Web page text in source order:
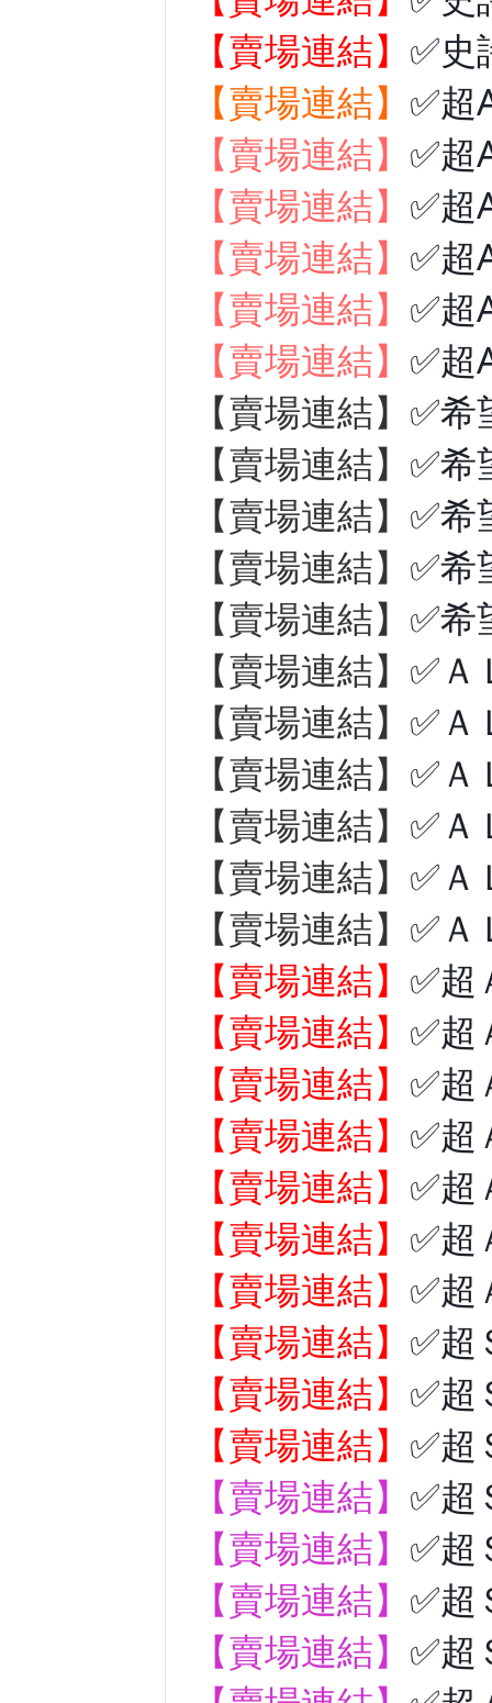
【賣場連結】 ✅史
【賣場連結】 ✅超
【賣場連結】 ✅
【賣場連結】 ✅
【賣場連結】 ✅
【賣場連結】 ✅
【賣場連結】 ✅超
【賣場連結】 ✅
【賣場連結】 ✅
【賣場連結】 ✅
【賣場連結】 ✅希
【賣場連結】 ✅希
【賣場連結】 ✅
【賣場連結】 ✅
【賣場連結】 ✅
【賣場連結】 ✅
【賣場連結】 ✅
【賣場連結】 ✅
【賣場連結】 ✅超
【賣場連結】 ✅超
【賣場連結】 ✅超
【賣場連結】 ✅超
【賣場連結】 ✅超
【賣場連結】 ✅超
【賣場連結】 ✅超
【賣場連結】 ✅超
【賣場連結】 ✅超
【賣場連結】 ✅超
【賣場連結】 ✅
【賣場連結】 ✅
【賣場連結】 ✅
【賣場連結】 ✅